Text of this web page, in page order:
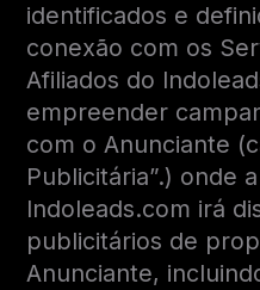
identificados e
conexão com os
Afiliados do
empreender
com o Anunciante
Publicitária”.) onde
Indoleads.com irá
publicitários de
Anunciante,